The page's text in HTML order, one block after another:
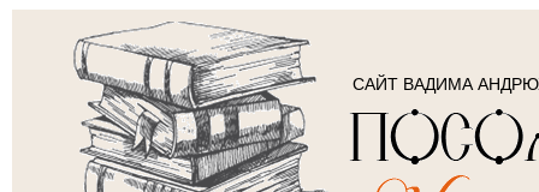
САЙТ ВАДИМА